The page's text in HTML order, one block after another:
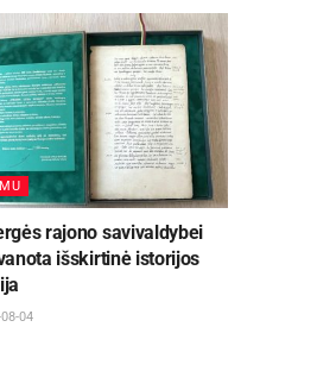
rajono savivaldybei
išskirtinė istorijos
04